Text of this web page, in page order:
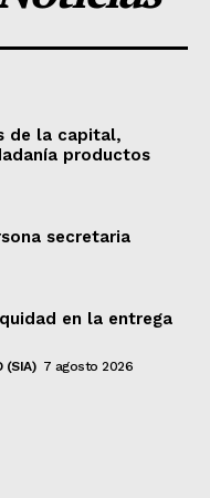
de la capital,
productos
secretaria
en la entrega
(SIA) 7 agosto 2026